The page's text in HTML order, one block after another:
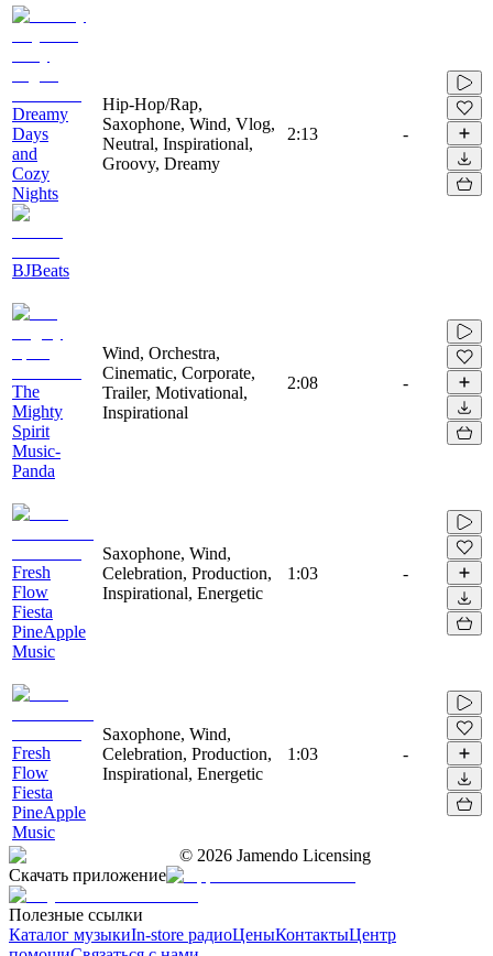
Dreamy
Days
and
Cozy
Nights
BJBeats
Hip-Hop/Rap,
Saxophone, Wind, Vlog,
Neutral, Inspirational,
Groovy, Dreamy
2:13 -
The
Mighty
Spirit
Music-
Panda
Wind, Orchestra,
Cinematic, Corporate,
Trailer, Motivational,
Inspirational
2:08 -
Fresh
Flow
Fiesta
PineApple
Music
Saxophone, Wind,
Celebration, Production,
Inspirational, Energetic
1:03 -
Fresh
Flow
Fiesta
PineApple
Music
Saxophone, Wind,
Celebration, Production,
Inspirational, Energetic
1:03 -
© 2026 Jamendo Licensing
Скачать приложение
Полезные ссылки
Каталог музыкиIn-store радиоЦеныКонтактыЦентр